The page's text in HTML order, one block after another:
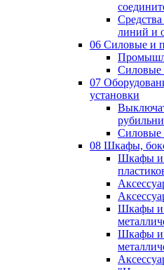
линий и
06 Силовые и
Силовые
07
установки
Силовые
08 Шкафы,
Шкафы и
Шкафы и
Шкафы и